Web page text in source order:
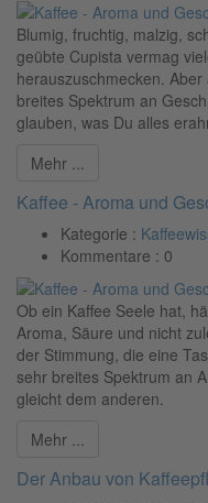
Blumig, fruchtig, malzig,
geübte Cupista vermag
herauszuschmecken.
breites Spektrum an
glauben, was Du alles
Mehr ...
Kaffee - Aroma und
Kategorie :
Kommentare : 0
Ob ein Kaffee Seele hat,
Aroma, Säure und nicht
der Stimmung, die eine
sehr breites Spektrum an
gleicht dem anderen.
Mehr ...
Der Anbau von